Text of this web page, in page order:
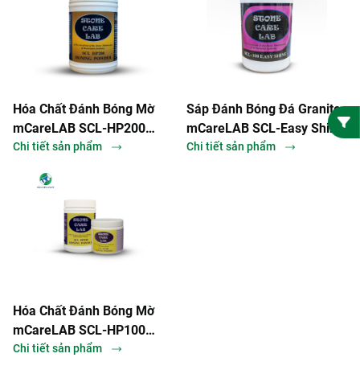
Hóa Chất Đánh Bóng Mờ
mCareLAB SCL-HP200
Honing Powder
Chi tiết sản phẩm
Sáp Đánh Bóng Đá Granite
mCareLAB SCL-Easy Shine
Chi tiết sản phẩm
Hóa Chất Đánh Bóng Mờ
mCareLAB SCL-HP100
Honing Powder
Chi tiết sản phẩm